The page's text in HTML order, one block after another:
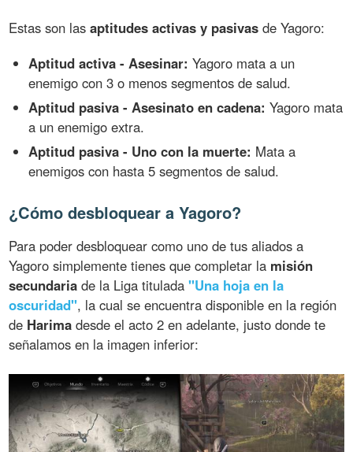
Estas son lasaptitudes activas y pasivas de Yagoro:
Aptitud activa - Asesinar: Yagoro mata a un
enemigo con 3 o menos segmentos de salud.
Aptitud pasiva - Asesinato en cadena: Yagoro mata
a un enemigo extra.
Aptitud pasiva - Uno con la muerte: Mata a
enemigos con hasta 5 segmentos de salud.
¿Cómo desbloquear a Yagoro?
Para poder desbloquear como uno de tus aliados a
Yagoro simplemente tienes que completar la misión
secundaria de la Liga titulada"Una hoja en la
oscuridad", la cual se encuentra disponible en la región
de Harima desde el acto 2 en adelante, justo donde te
señalamos en la imagen inferior: